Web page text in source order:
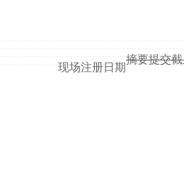
摘要提交
现场注册日期